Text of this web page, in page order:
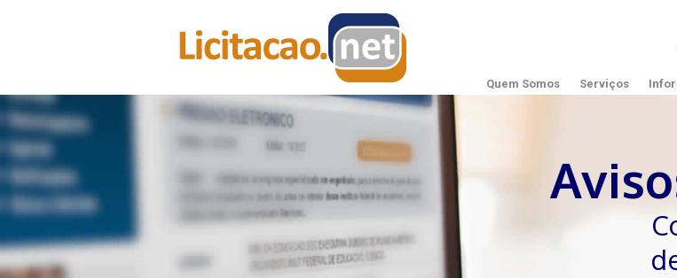
Quem Somos Serviços